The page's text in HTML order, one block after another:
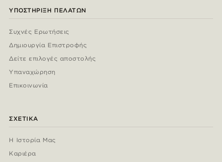
ΥΠΟΣΤΉΡΙΞΗ ΠΕΛΑΤΏΝ
Συχνές Ερωτήσεις
Δημιουργία Επιστροφής
Δείτε επιλογές αποστολής
Υπαναχώρηση
Επικοινωνία
ΣΧΕΤΙΚΆ
Η Ιστορία Μας
Καριέρα